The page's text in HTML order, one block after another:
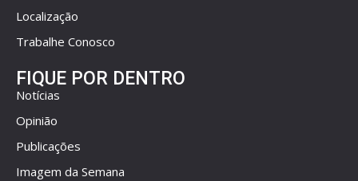
Localização
Trabalhe Conosco
FIQUE POR DENTRO
Notícias
Opinião
Publicações
Imagem da Semana